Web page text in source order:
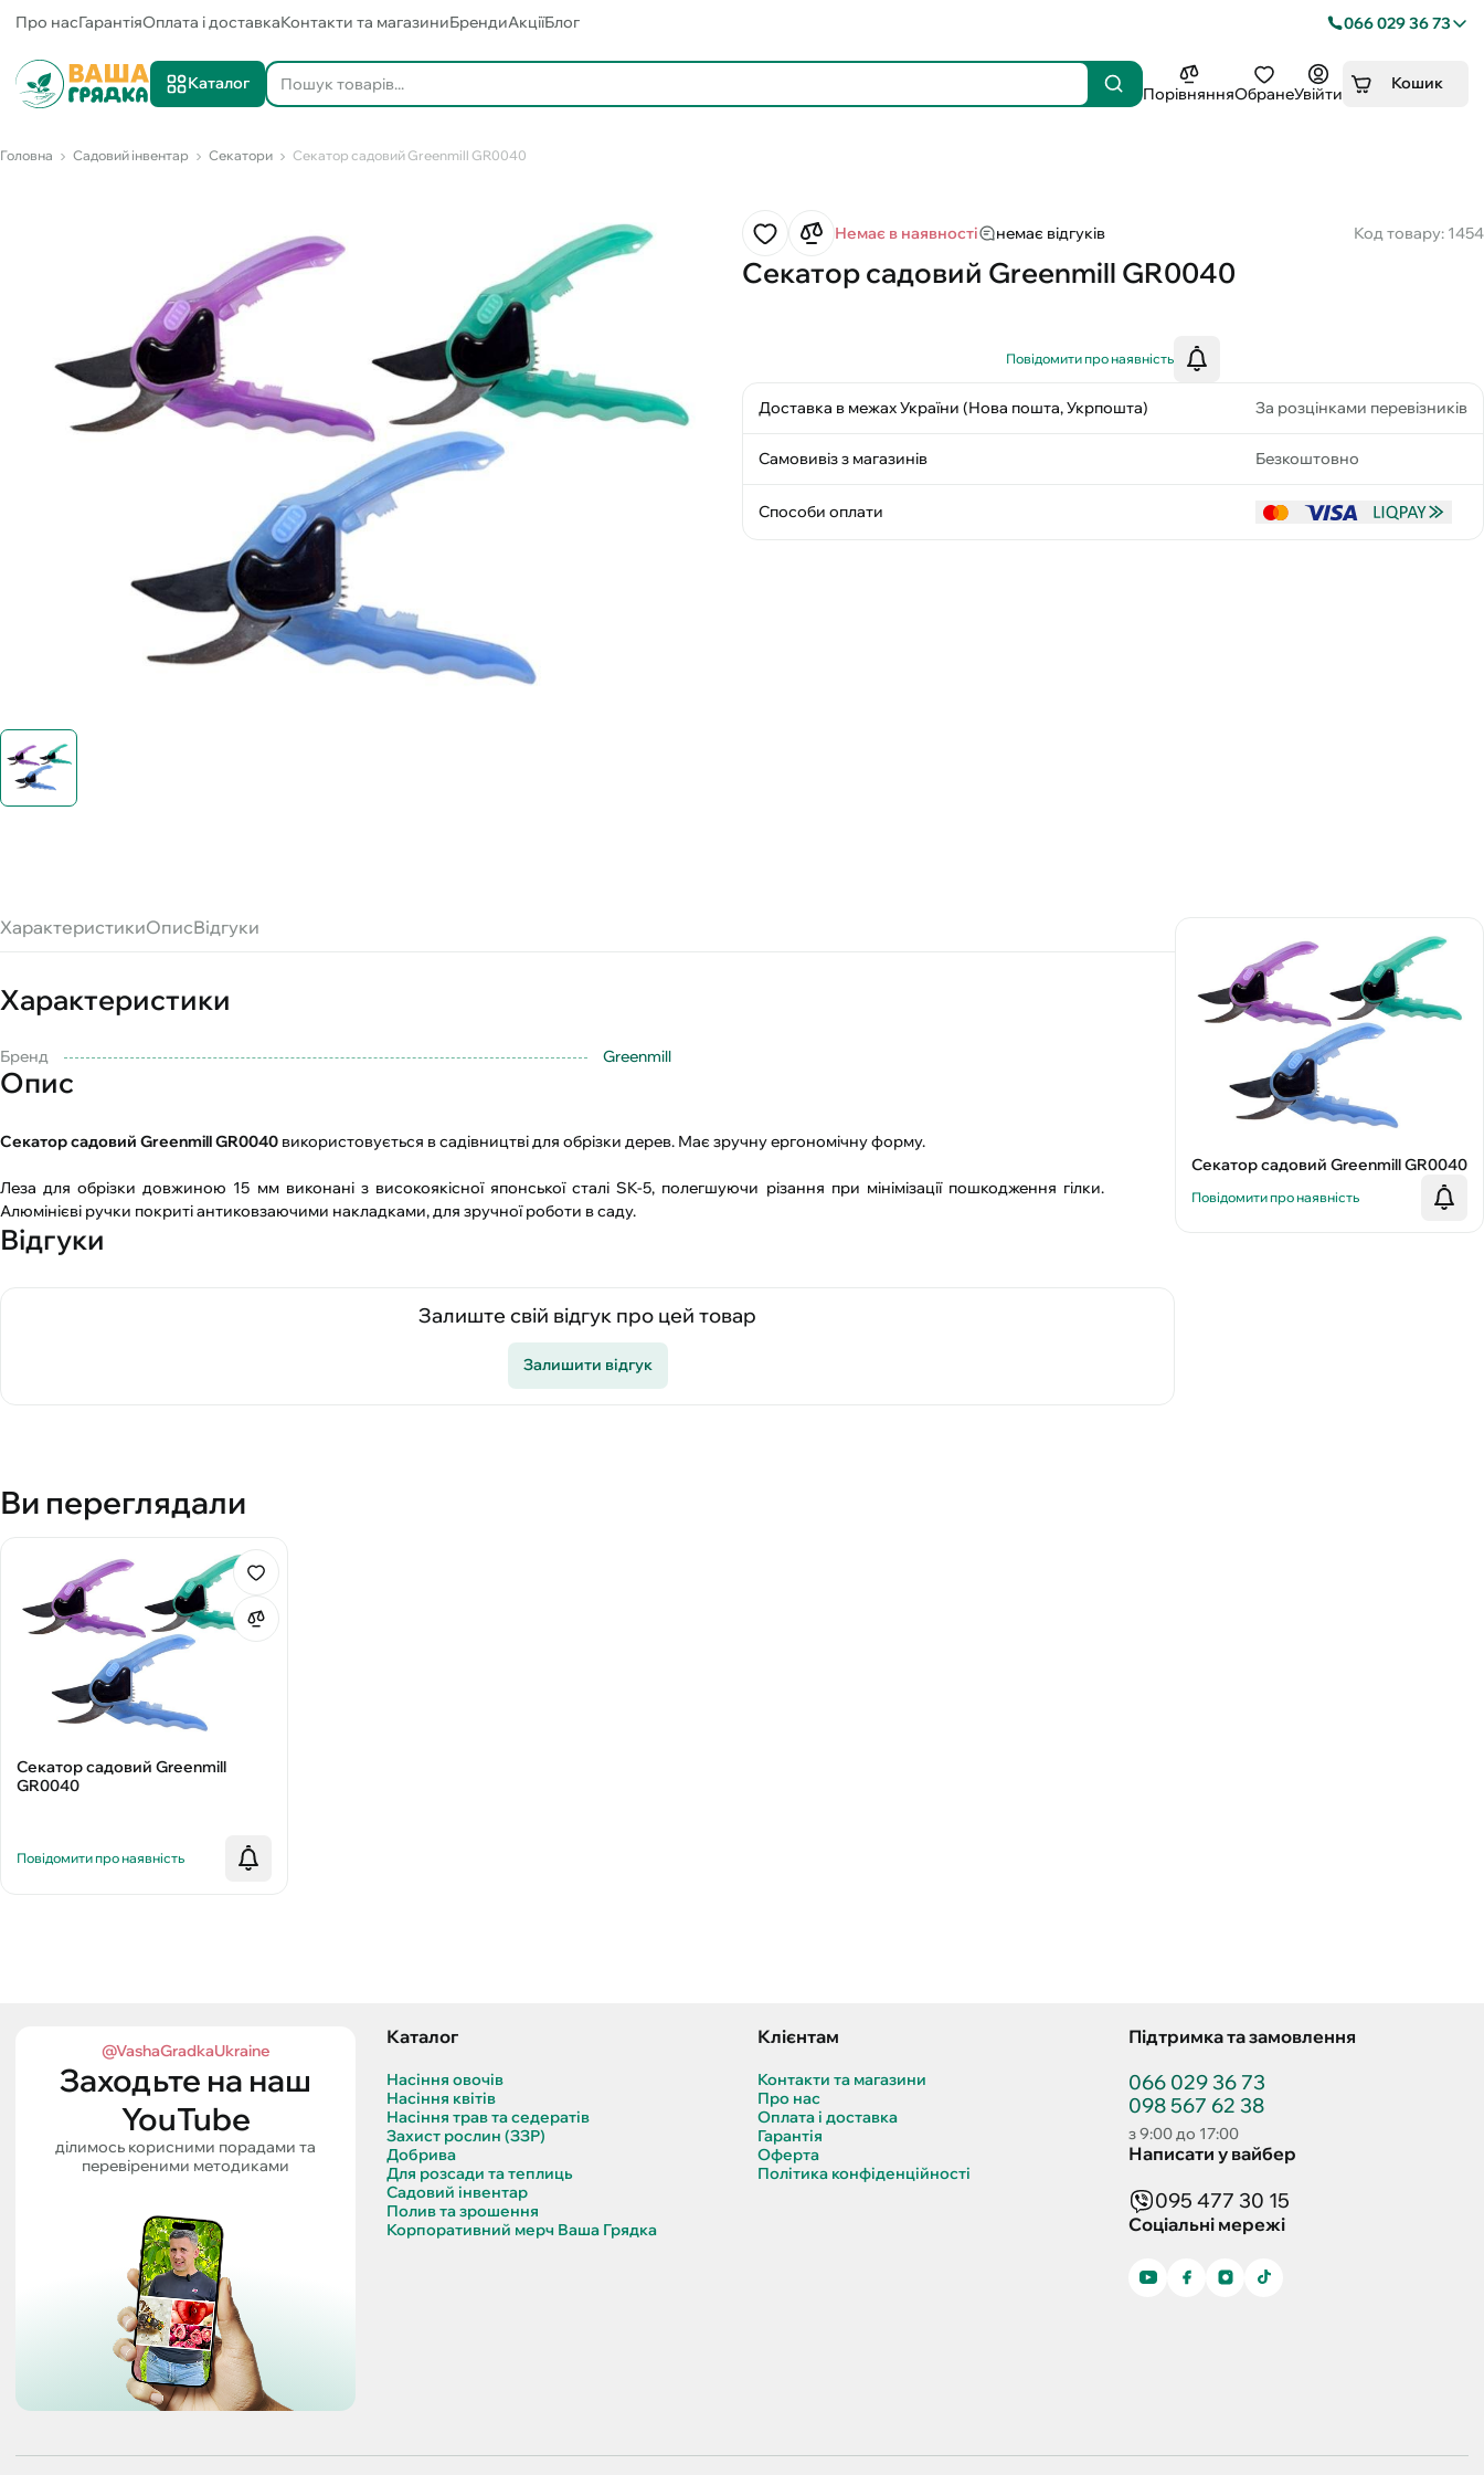
Про насГарантіяОплата і доставкаКонтакти та магазиниБрендиАкціїБлог 066 029 36 73
Каталог
ПорівнянняОбранеУвійти
Кошик
Головна Садовий інвентар Секатори Секатор садовий Greenmill GR0040
Немає в наявності немає відгуків Код товару: 1454
Секатор садовий Greenmill GR0040
Повідомити про наявність
Доставка в межах України (Нова пошта, Укрпошта) За розцінками перевізників
Самовивіз з магазинів Безкоштовно
Способи оплати
ХарактеристикиОписВідгуки
Характеристики
Бренд Greenmill
Опис
Секатор садовий Greenmill GR0040 використовується в садівництві для обрізки дерев. Має зручну ергономічну форму.
Леза для обрізки довжиною 15 мм виконані з високоякісної японської сталі SK-5, полегшуючи різання при мінімізації пошкодження гілки.
Алюмінієві ручки покриті антиковзаючими накладками, для зручної роботи в саду.
Відгуки
Залиште свій відгук про цей товар
Залишити відгук
Секатор садовий Greenmill GR0040
Повідомити про наявність
Ви переглядали
Секатор садовий Greenmill
GR0040
Повідомити про наявність
@VashaGradkaUkraine
Заходьте на наш
YouTube
ділимось корисними порадами та
перевіреними методиками
Каталог
Насіння овочів
Насіння квітів
Насіння трав та седератів
Захист рослин (ЗЗР)
Добрива
Для розсади та теплиць
Садовий інвентар
Полив та зрошення
Корпоративний мерч Ваша Грядка
Клієнтам
Контакти та магазини
Про нас
Оплата і доставка
Гарантія
Оферта
Політика конфіденційності
Підтримка та замовлення
066 029 36 73
098 567 62 38
з 9:00 до 17:00
Написати у вайбер
095 477 30 15
Соціальні мережі